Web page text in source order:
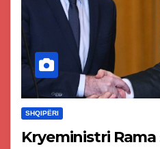
SHQIPËRI
Kryeministri